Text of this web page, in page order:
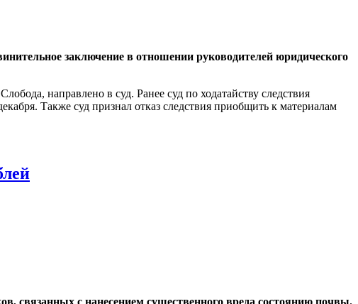
заключение в отношении руководителей юридического
направлено в суд. Ранее суд по ходатайству следствия
Также суд признал отказ следствия приобщить к материалам
связанных с нанесением существенного вреда состоянию почвы.